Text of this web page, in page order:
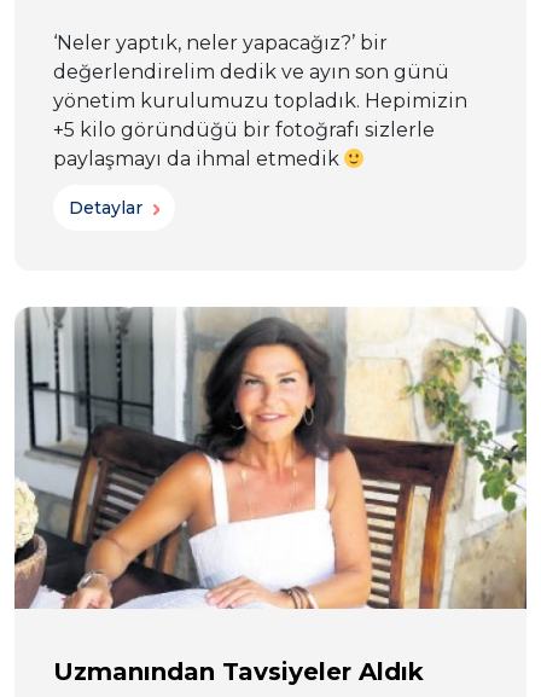
‘Neler yaptık, neler yapacağız?’ bir
değerlendirelim dedik ve ayın son günü
yönetim kurulumuzu topladık. Hepimizin
+5 kilo göründüğü bir fotoğrafı sizlerle
paylaşmayı da ihmal etmedik
Detaylar
Uzmanından Tavsiyeler Aldık